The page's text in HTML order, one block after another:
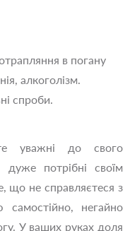
в погану
алкоголізм.
спроби.
уважні до свого
потрібні своїм
що не справляєтеся з
негайно
У ваших руках доля